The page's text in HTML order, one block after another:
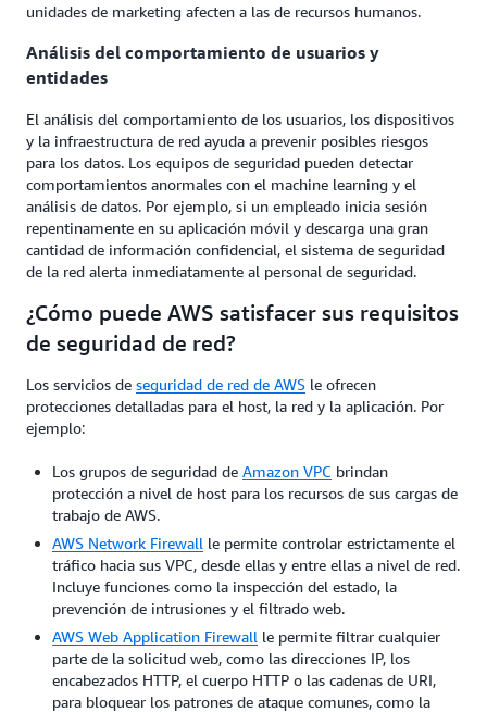
unidades de marketing afecten a las de recursos humanos.
Análisis del comportamiento de usuarios y
entidades
El análisis del comportamiento de los usuarios, los dispositivos
y la infraestructura de red ayuda a prevenir posibles riesgos
para los datos. Los equipos de seguridad pueden detectar
comportamientos anormales con el machine learning y el
análisis de datos. Por ejemplo, si un empleado inicia sesión
repentinamente en su aplicación móvil y descarga una gran
cantidad de información confidencial, el sistema de seguridad
de la red alerta inmediatamente al personal de seguridad.
¿Cómo puede AWS satisfacer sus requisitos
de seguridad de red?
Los servicios de seguridad de red de AWS le ofrecen
protecciones detalladas para el host, la red y la aplicación. Por
ejemplo:
Los grupos de seguridad de Amazon VPC brindan
protección a nivel de host para los recursos de sus cargas de
trabajo de AWS.
AWS Network Firewall le permite controlar estrictamente el
tráfico hacia sus VPC, desde ellas y entre ellas a nivel de red.
Incluye funciones como la inspección del estado, la
prevención de intrusiones y el filtrado web.
AWS Web Application Firewall le permite filtrar cualquier
parte de la solicitud web, como las direcciones IP, los
encabezados HTTP, el cuerpo HTTP o las cadenas de URI,
para bloquear los patrones de ataque comunes, como la